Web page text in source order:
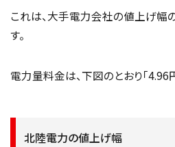
これは、大手電力会社の値上げ幅
す。
電力量料金は、下図のとおり「4.96
北陸電力の値上げ幅